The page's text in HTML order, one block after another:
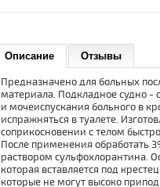
Описание Отзывы
Предназначено для больных
материала. Подкладное судно -
и мочеиспускания больного в
испражняться в туалете.
соприкосновении с телом
После применения обработать
раствором сульфохлорантина.
которая вставляется под
которые не могут высоко